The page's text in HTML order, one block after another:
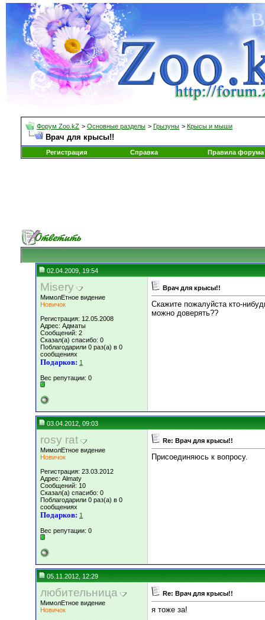
Форум Zoo.kZ > Основные разделы > Грызуны > Крысы и мыши
Врач для крысы!!
Регистрация Справка Правила форума
02.04.2009, 19:54
Misery
МимолЕтное видение
Новичок
Регистрация: 12.05.2008
Адрес: Адматы
Сообщений: 2
Сказал(а) спасибо: 0
Поблагодарили 0 раз(а) в 0
сообщениях
Подарков: 1
Вес репутации: 0
Врач для крысы!!
Скажите пожалуйста кто-
можно доверять??
03.04.2012, 09:03
rosy rat
МимолЕтное видение
Новичок
Регистрация: 23.03.2012
Адрес: Almaty
Сообщений: 10
Сказал(а) спасибо: 0
Поблагодарили 0 раз(а) в 0
сообщениях
Подарков: 1
Вес репутации: 0
Re: Врач для крысы!!
Присоединяюсь к вопросу.
05.11.2012, 12:29
любительница
МимолЕтное видение
Новичок
Re: Врач для крысы!!
я тоже за!